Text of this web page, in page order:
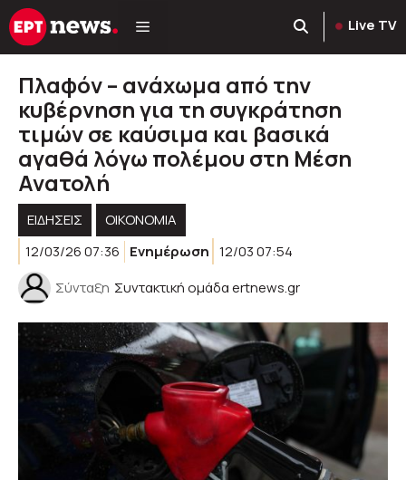
Μετάβαση
σε
Live TV
Πλαφόν – ανάχωμα από την
κυβέρνηση για τη συγκράτηση
τιμών σε καύσιμα και βασικά
αγαθά λόγω πολέμου στη Μέση
Ανατολή
ΕΙΔΗΣΕΙΣ
ΟΙΚΟΝΟΜΙΑ
12/03/26 07:36
Ενημέρωση 12/03 07:54
Σύνταξη Συντακτική ομάδα ertnews.gr